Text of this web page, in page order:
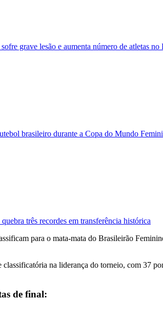
grave lesão e aumenta número de atletas
brasileiro durante a Copa do Mundo
três recordes em transferência histórica
para o mata-mata do Brasileirão
na liderança do torneio, com 37
de final: